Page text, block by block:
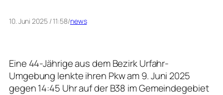
10. Juni 2025 / 11:58/news
Eine 44-Jährige aus dem Bezirk Urfahr-
Umgebung lenkte ihren Pkw am 9. Juni 2025
gegen 14:45 Uhr auf der B38 im Gemeindegebiet